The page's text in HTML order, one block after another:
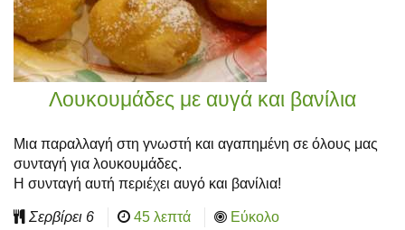
Λουκουμάδες με αυγά και βανίλια
Μια παραλλαγή στη γνωστή και αγαπημένη σε όλους μας
συνταγή για λουκουμάδες.
Η συνταγή αυτή περιέχει αυγό και βανίλια!
Σερβίρει 6 45 λεπτά Εύκολο